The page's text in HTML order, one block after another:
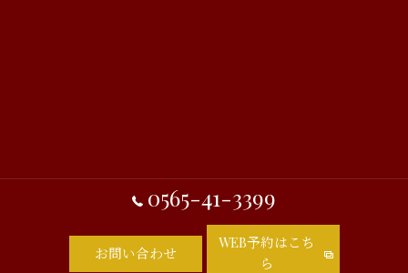
0565-41-3399
お問い合わせ
WEB予約はこち
ら